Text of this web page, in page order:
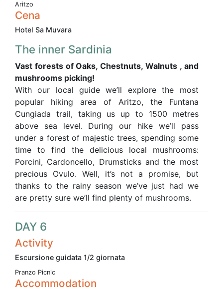
Aritzo
Cena
Hotel Sa Muvara
The inner Sardinia
Vast forests of Oaks, Chestnuts, Walnuts , and
mushrooms picking!
With our local guide we’ll explore the most
popular hiking area of Aritzo, the Funtana
Cungiada trail, taking us up to 1500 metres
above sea level. During our hike we’ll pass
under a forest of majestic trees, spending some
time to find the delicious local mushrooms:
Porcini, Cardoncello, Drumsticks and the most
precious Ovulo. Well, it’s not a promise, but
thanks to the rainy season we’ve just had we
are pretty sure we’ll find plenty of mushrooms.
DAY 6
Activity
Escursione guidata 1/2 giornata
Pranzo Picnic
Accommodation